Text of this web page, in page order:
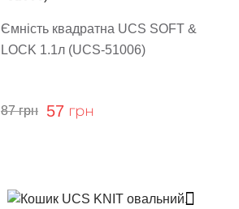
Ємність квадратна UCS SOFT &
LOCK 1.1л (UCS-51006)
87 грн 57 грн